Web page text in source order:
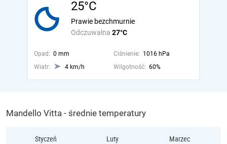
25°C
Odczuwalna 27°C
Prawie bezchmurnie
Opad: 0 mm Ciśnienie: 1016 hPa
Wiatr:
4 km/h Wilgotność: 60%
Mandello Vitta - średnie temperatury
Styczeń Luty Marzec